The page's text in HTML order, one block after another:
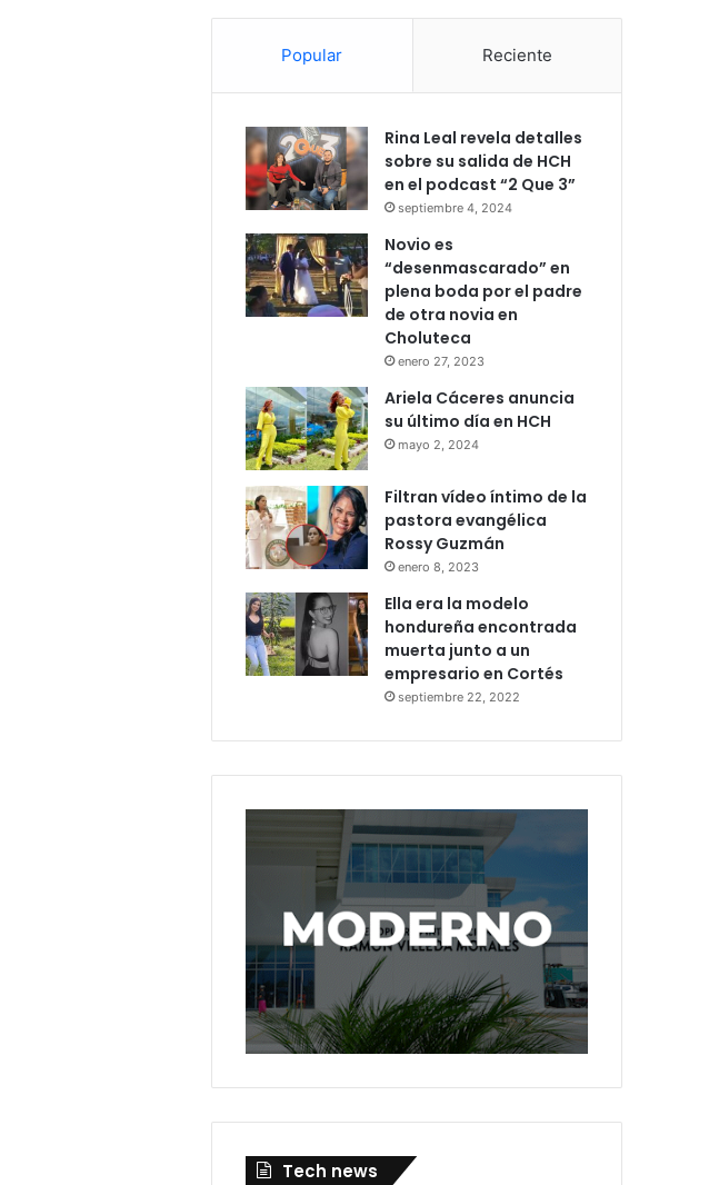
Popular Reciente
Rina Leal revela detalles
sobre su salida de HCH
en el podcast “2 Que 3”
septiembre 4, 2024
Novio es
“desenmascarado” en
plena boda por el padre
de otra novia en
Choluteca
enero 27, 2023
Ariela Cáceres anuncia
su último día en HCH
mayo 2, 2024
Filtran vídeo íntimo de la
pastora evangélica
Rossy Guzmán
enero 8, 2023
Ella era la modelo
hondureña encontrada
muerta junto a un
empresario en Cortés
septiembre 22, 2022
Tech news